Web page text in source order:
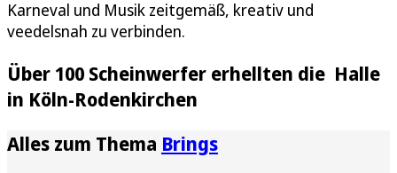
Karneval und Musik zeitgemäß, kreativ und
veedelsnah zu verbinden.
Über 100 Scheinwerfer erhellten die Halle
in Köln-Rodenkirchen
Alles zum Thema Brings